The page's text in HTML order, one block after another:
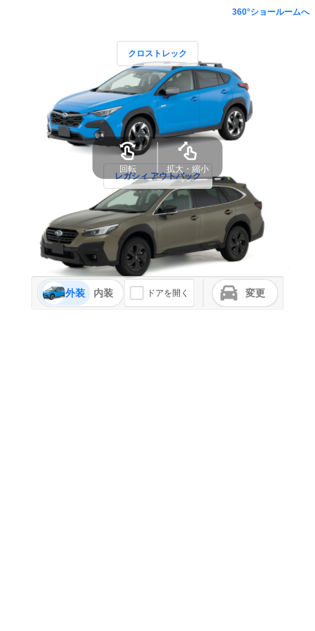
360°ショールームへ
クロストレック
レガシィ アウトバック
外装 内装 ドアを開く 変更
回転 拡大・縮小